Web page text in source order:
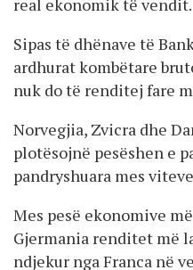
real ekonomik të vendit.
Sipas të dhënave të
ardhurat kombëtare
nuk do të renditej fare
Norvegjia, Zvicra dhe
plotësojnë pesëshen e
pandryshuara mes
Mes pesë ekonomive
Gjermania renditet më
ndjekur nga Franca në